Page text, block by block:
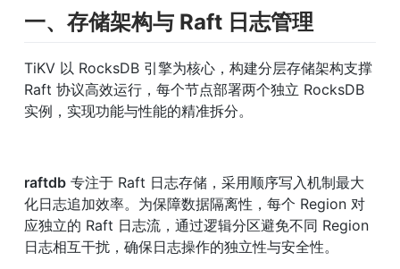
一、存储架构与 Raft 日志管理
TiKV 以 RocksDB 引擎为核心，构建分层存储架构支撑
Raft 协议高效运行，每个节点部署两个独立 RocksDB
实例，实现功能与性能的精准拆分。
raftdb 专注于 Raft 日志存储，采用顺序写入机制最大
化日志追加效率。为保障数据隔离性，每个 Region 对
应独立的 Raft 日志流，通过逻辑分区避免不同 Region
日志相互干扰，确保日志操作的独立性与安全性。